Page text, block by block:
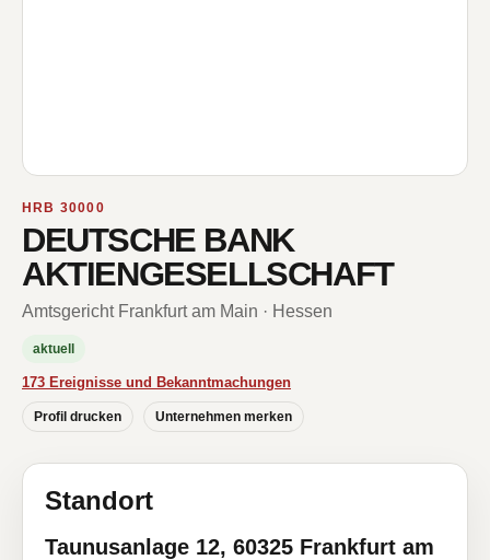
HRB 30000
DEUTSCHE BANK
AKTIENGESELLSCHAFT
Amtsgericht Frankfurt am Main · Hessen
aktuell
173 Ereignisse und Bekanntmachungen
Profil drucken Unternehmen merken
Standort
Taunusanlage 12, 60325 Frankfurt am